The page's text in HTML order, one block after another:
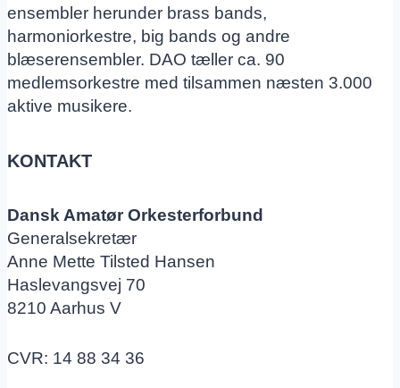
ensembler herunder brass bands,
harmoniorkestre, big bands og andre
blæserensembler. DAO tæller ca. 90
medlemsorkestre med tilsammen næsten 3.000
aktive musikere.
KONTAKT
Dansk Amatør Orkesterforbund
Generalsekretær
Anne Mette Tilsted Hansen
Haslevangsvej 70
8210 Aarhus V
CVR: 14 88 34 36